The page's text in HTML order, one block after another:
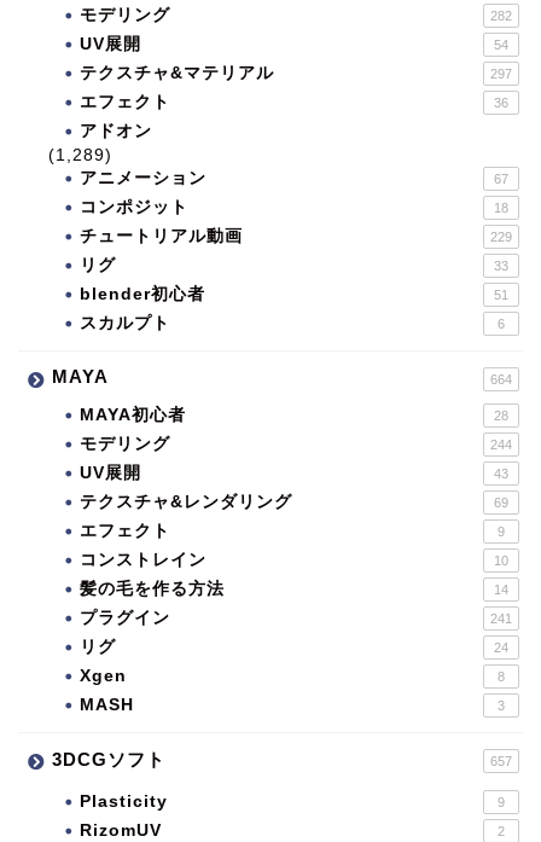
モデリング 282
UV展開 54
テクスチャ&マテリアル 297
エフェクト 36
アドオン
(1,289)
アニメーション
67
コンポジット 18
チュートリアル動画 229
リグ 33
blender初心者 51
スカルプト 6
MAYA 664
MAYA初心者 28
モデリング 244
UV展開 43
テクスチャ&レンダリング 69
エフェクト 9
コンストレイン 10
髪の毛を作る方法 14
プラグイン 241
リグ 24
Xgen 8
MASH 3
3DCGソフト 657
Plasticity 9
RizomUV 2